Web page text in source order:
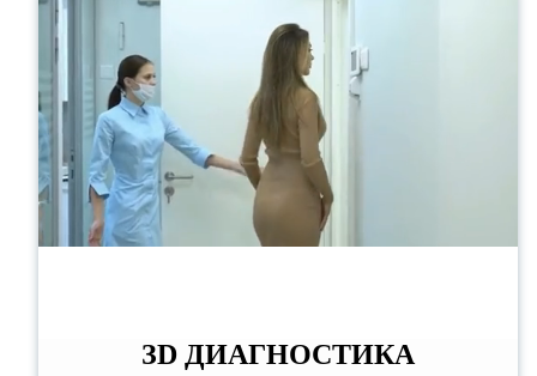
ЗD ДИАГНОСТИКА